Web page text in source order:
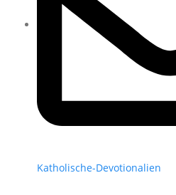
Katholische-Devotionalien